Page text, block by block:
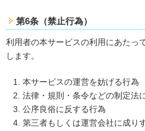
第6条（禁止行為）
利用者の本サービスの利用にあたっ
します。
本サービスの運営を妨げる行為
法律・規則・条令などの制定法
公序良俗に反する行為
第三者もしくは運営会社に成り